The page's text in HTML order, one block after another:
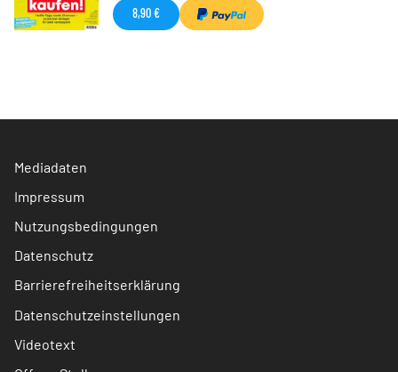
8,90 €
Mediadaten
Impressum
Nutzungsbedingungen
Datenschutz
Barrierefreiheitserklärung
Datenschutzeinstellungen
Videotext